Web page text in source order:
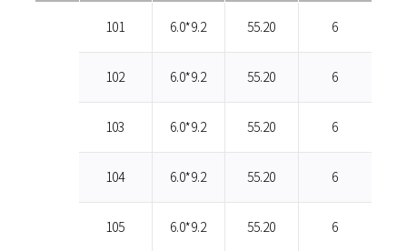
101 6.0*9.2 55.20 6
102 6.0*9.2 55.20 6
103 6.0*9.2 55.20 6
104 6.0*9.2 55.20 6
105 6.0*9.2 55.20 6